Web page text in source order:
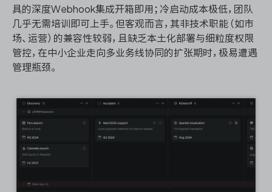
具的深度Webhook集成开箱即用；冷启动成本极低，团队
几乎无需培训即可上手。但客观而言，其非技术职能（如市
场、运营）的兼容性较弱，且缺乏本土化部署与细粒度权限
管控，在中小企业走向多业务线协同的扩张期时，极易遭遇
管理瓶颈。